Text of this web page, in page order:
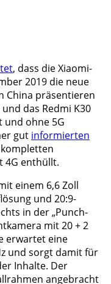
, dass die Xiaomi-
2019 die neue
China präsentieren
das Redmi K30
und ohne 5G
gut informierten
4G enthüllt.
einem 6,6 Zoll
und 20:9-
in der „Punch-
mit 20 + 2
erwartet eine
und sorgt damit für
Inhalte. Der
angebracht